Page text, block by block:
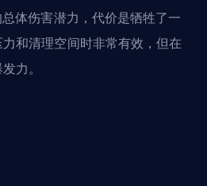
体伤害潜力，代价是牺牲了一
和清理空间时非常有效，但在
力。